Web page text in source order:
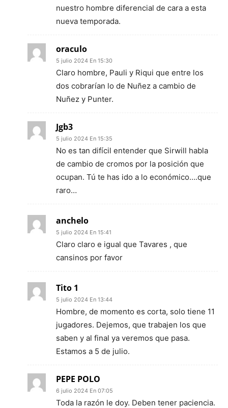
nuestro hombre diferencial de cara a esta
nueva temporada.
oraculo
5 julio 2024 En 15:30
Claro hombre, Pauli y Riqui que entre los
dos cobrarían lo de Nuñez a cambio de
Nuñez y Punter.
Jgb3
5 julio 2024 En 15:35
No es tan difícil entender que Sirwill habla
de cambio de cromos por la posición que
ocupan. Tú te has ido a lo económico….que
raro…
anchelo
5 julio 2024 En 15:41
Claro claro e igual que Tavares , que
cansinos por favor
Tito 1
5 julio 2024 En 13:44
Hombre, de momento es corta, solo tiene 11
jugadores. Dejemos, que trabajen los que
saben y al final ya veremos que pasa.
Estamos a 5 de julio.
PEPE POLO
6 julio 2024 En 07:05
Toda la razón le doy. Deben tener paciencia.